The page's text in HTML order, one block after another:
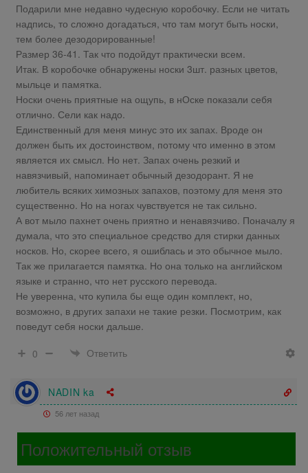
Подарили мне недавно чудесную коробочку. Если не читать
надпись, то сложно догадаться, что там могут быть носки,
тем более дезодорированные!
Размер 36-41. Так что подойдут практически всем.
Итак. В коробочке обнаружены носки 3шт. разных цветов,
мыльце и памятка.
Носки очень приятные на ощупь, в нОске показали себя
отлично. Сели как надо.
Единственный для меня минус это их запах. Вроде он
должен быть их достоинством, потому что именно в этом
является их смысл. Но нет. Запах очень резкий и
навязчивый, напоминает обычный дезодорант. Я не
любитель всяких химозных запахов, поэтому для меня это
существенно. Но на ногах чувствуется не так сильно.
А вот мыло пахнет очень приятно и ненавязчиво. Поначалу я
думала, что это специальное средство для стирки данных
носков. Но, скорее всего, я ошиблась и это обычное мыло.
Так же прилагается памятка. Но она только на английском
языке и странно, что нет русского перевода.
Не уверенна, что купила бы еще один комплект, но,
возможно, в других запахи не такие резки. Посмотрим, как
поведут себя носки дальше.
0
Ответить
NADIN ka
56 лет назад
Положительный отзыв